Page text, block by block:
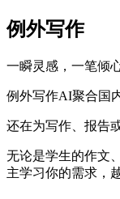
例外写作
一瞬灵感，一笔倾
例外写作AI聚合国
还在为写作、报告
无论是学生的作文
主学习你的需求，